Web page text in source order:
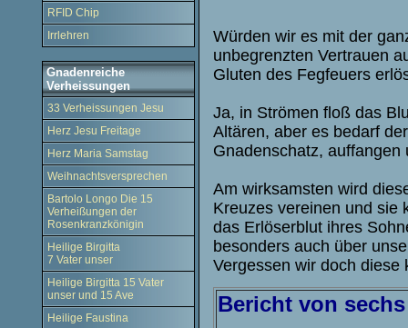
RFID Chip
Irrlehren
Gnadenreiche
Verheissungen
33 Verheissungen Jesu
Herz Jesu Freitage
Herz Maria Samstag
Weihnachtsversprechen
Bartolo Longo Die 15
Verheißungen der
Rosenkranzkönigin
Heilige Birgitta
7 Vater unser
Heilige Birgitta 15 Vater
unser und 15 Ave
Heilige Faustina
Würden wir es mit der
unbegrenzten Vertrauen
Gluten des Fegfeuers
Ja, in Strömen floß das
Altären, aber es bedarf
Gnadenschatz,
Am wirksamsten wird
Kreuzes vereinen und sie
das Erlöserblut ihres
besonders auch über
Vergessen wir doch diese
Bericht von